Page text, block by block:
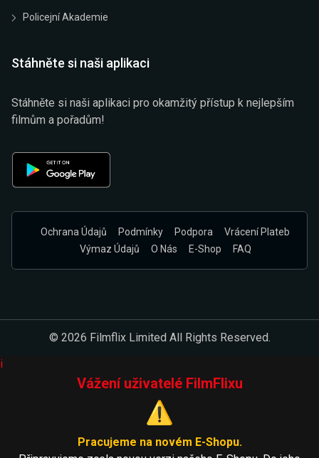
Policejní Akademie
Stáhněte si naši aplikaci
Stáhněte si naši aplikaci pro okamžitý přístup k nejlepším
filmům a pořadům!
Ochrana Údajů Podmínky Podpora
Vrácení Plateb
Výmaz Údajů
O Nás E-Shop FAQ
© 2026 Filmflix Limited All Rights Reserved.
i
Vážení uživatelé FilmFlixu
⚠️
Pracujeme na novém E-Shopu.